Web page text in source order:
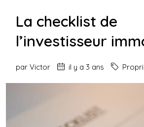
La checklist de
l’investisseur
par Victor il y a 3 ans